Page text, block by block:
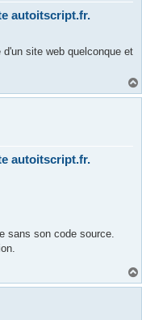
autoitscript.fr.
site web quelconque et
autoitscript.fr.
sans son code source.